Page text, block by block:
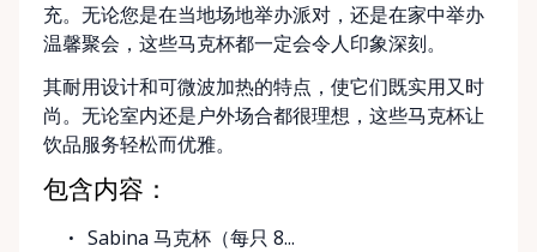
充。无论您是在当地场地举办派对，还是在家中举办
温馨聚会，这些马克杯都一定会令人印象深刻。
其耐用设计和可微波加热的特点，使它们既实用又时
尚。无论室内还是户外场合都很理想，这些马克杯让
饮品服务轻松而优雅。
包含内容：
Sabina 马克杯（每只 8...